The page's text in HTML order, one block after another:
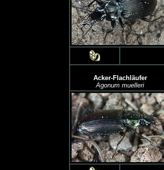
Acker-Flachläufer
Agonum muelleri